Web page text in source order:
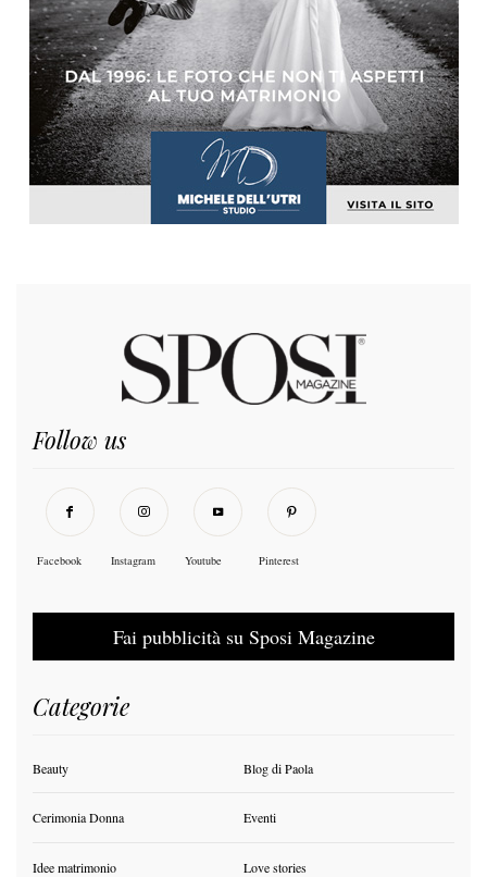
Follow us
Facebook Instagram Youtube Pinterest
Fai pubblicità su Sposi Magazine
Categorie
Beauty Blog di Paola
Cerimonia Donna Eventi
Idee matrimonio Love stories